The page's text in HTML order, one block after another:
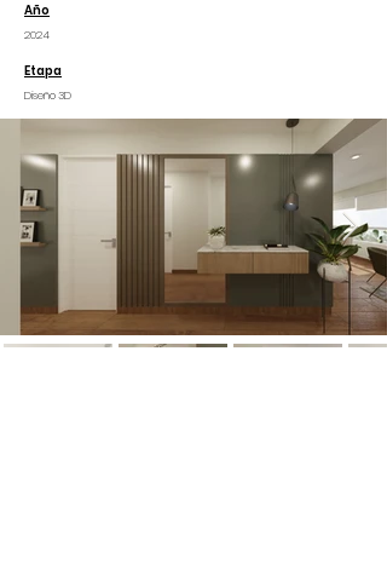
Año
2024
Etapa
Diseño 3D